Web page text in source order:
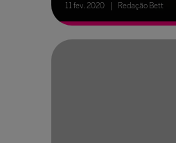
11 fev. 2020 Redação Bett